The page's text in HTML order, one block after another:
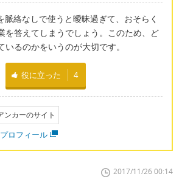
絡なしで使うと曖昧過ぎて、おそらく
を答えてしまうでしょう。このため、ど
いるのかをいうのが大切です。
役に立った 4
ンカーのサイト
ロフィール
2017/11/26 00:14